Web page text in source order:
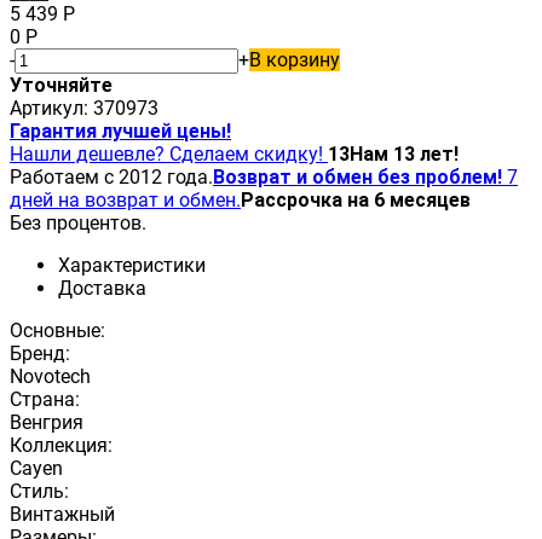
5 439 Р
0 Р
-
+В корзину
Уточняйте
Артикул: 370973
Гарантия лучшей цены!
Нашли дешевле? Сделаем скидку! 13Нам 13 лет!
Работаем с 2012 года.Возврат и обмен без проблем! 7
дней на возврат и обмен.Рассрочка на 6 месяцев
Без процентов.
Характеристики
Доставка
Основные:
Бренд:
Novotech
Страна:
Венгрия
Коллекция:
Cayen
Стиль:
Винтажный